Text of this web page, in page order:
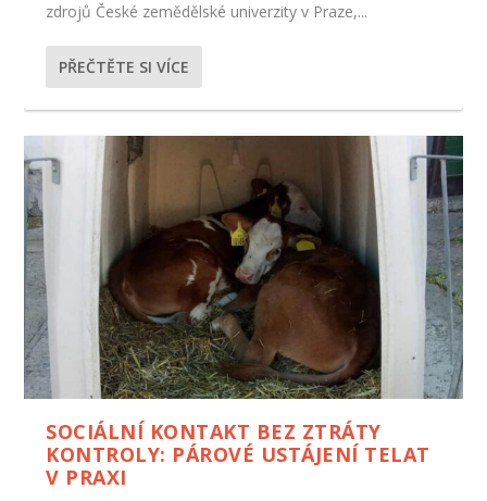
zdrojů České zemědělské univerzity v Praze,...
PŘEČTĚTE SI VÍCE
SOCIÁLNÍ KONTAKT BEZ ZTRÁTY
KONTROLY: PÁROVÉ USTÁJENÍ TELAT
V PRAXI